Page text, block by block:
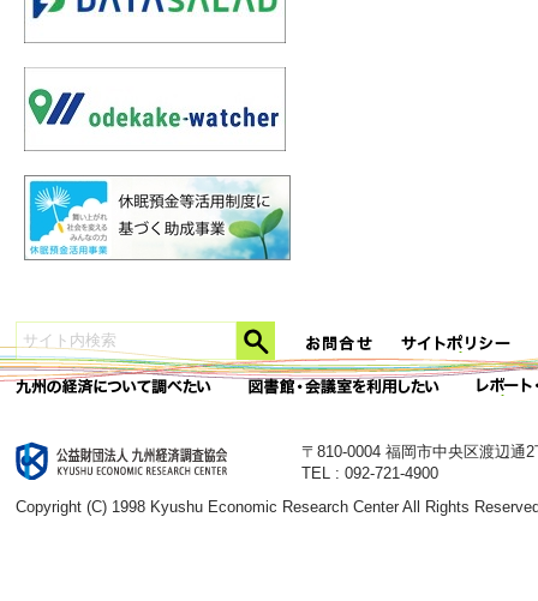
〒810-0004 福岡市中央区渡辺通
TEL : 092-721-4900
Copyright (C) 1998 Kyushu Economic Research Center All Rights